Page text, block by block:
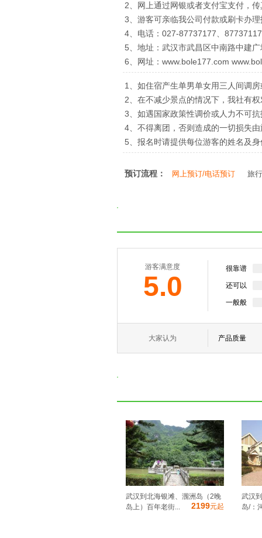
2、网上通过网银或者支付宝支付，
3、游客可亲临我公司付款或刷卡办
4、电话：027-87737177、
5、地址：武汉市武昌区中南路中建
6、网址：www.bole177.com
1、如住宿产生单男单女用三人间调
2、在不减少景点的情况下，我社有
3、如遇国家政策性调价或人力不可
4、不得离团，否则造成的一切损失
5、报名时请提供每位游客的姓名及
预订流程： 网上预订/电话预订 旅
游客满意度
5.0
很靠谱
还可以
一般般
大家认为 产品质量
武汉到北海银滩、涠洲岛（2晚
岛上）百年老街...
2199元起
武汉
岛/：